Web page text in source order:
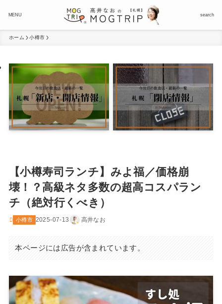
search
MENU
ホーム 小樽市
【小樽寿司ランチ】みよ福／価格崩
壊！？高級ネタ多数の超高コスパラン
チ（絶対行くべき）
小樽市 2025-07-13 高井なお
本ページには広告が含まれています。